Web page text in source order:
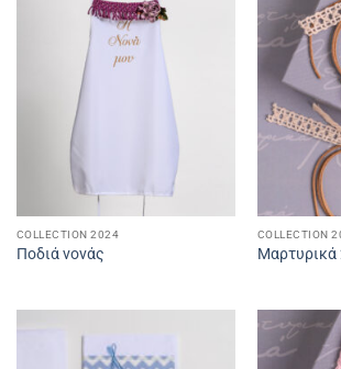
COLLECTION 2024
Ποδιά νονάς
COLLECTION
Μαρτυρικά